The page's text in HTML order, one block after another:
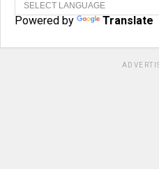
Powered by Translate